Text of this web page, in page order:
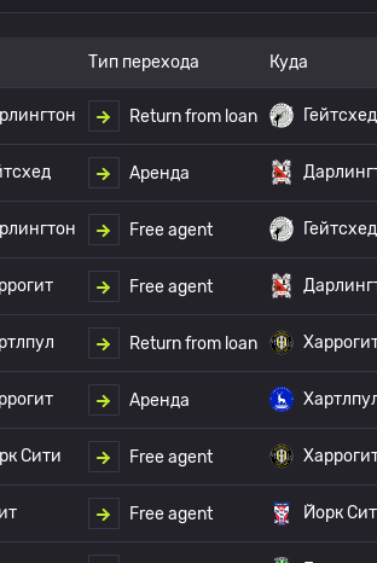
Тип перехода Куда
Return from loan Гейтсхед
Аренда
Free agent Гейтсхед
Free agent
Return from loan
Аренда
Сити Free agent
Free agent Йорк